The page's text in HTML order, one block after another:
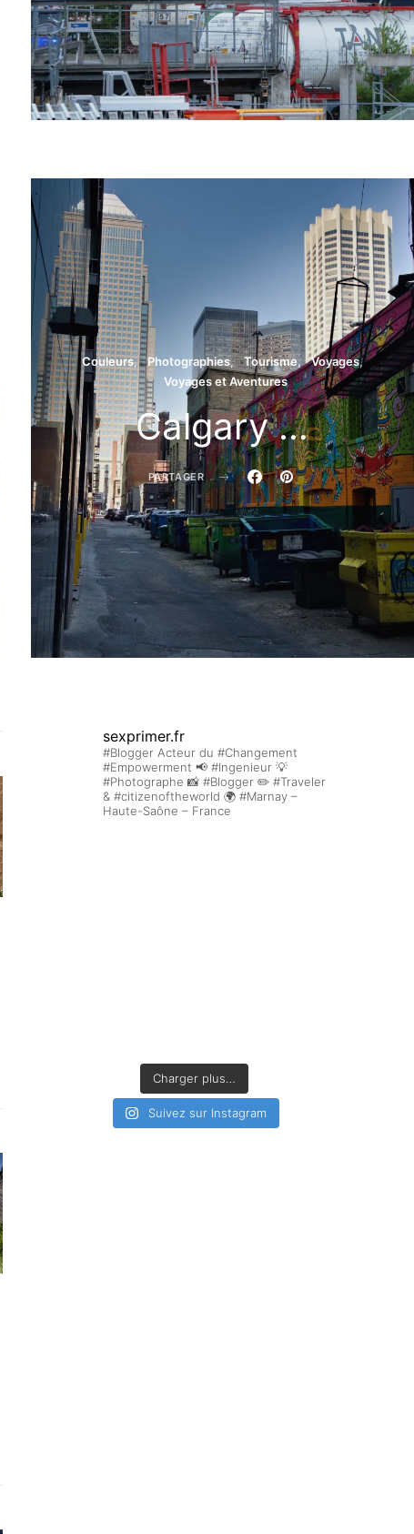
Couleurs Photographies Tourisme
Voyages
Voyages et Aventures
Calgary …
PARTAGER
sexprimer.fr
#Blogger Acteur du #Changement
#Empowerment 📢 #Ingenieur 💡
#Photographe 📸 #Blogger ✏️ #Traveler
& #citizenoftheworld 🌍 #Marnay –
Haute-Saône – France
Charger plus…
Suivez sur Instagram